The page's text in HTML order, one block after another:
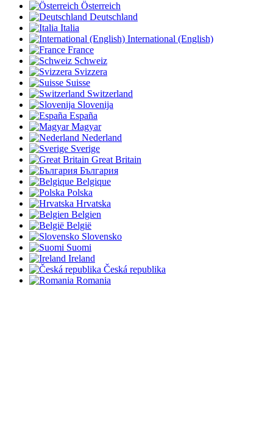
Österreich
Deutschland
Italia
International (English)
France
Schweiz
Svizzera
Suisse
Switzerland
Slovenija
España
Magyar
Nederland
Sverige
Great Britain
България
Belgique
Polska
Hrvatska
Belgien
België
Slovensko
Suomi
Ireland
Česká republika
Romania